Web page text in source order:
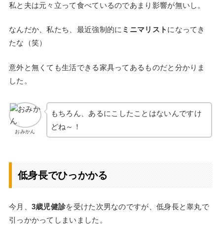
私と夫は元々立って食べているのであまり影響が無いし。
なんだか、私たち、最近強制的に ミニマリスト になってき
たな（笑）
意外と無くても生活できる家具ってあるものだと分かりま
した。
おみかん
もちろん、あるにこしたことはないんですけ
どね～！
低身長でひっかかる
今月、 3歳児健診を受けた次男なのですが、低身長と睾丸で
引っかかってしまいました。